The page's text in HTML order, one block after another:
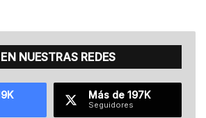
NUESTRAS REDES
Más de 197K
Seguidores